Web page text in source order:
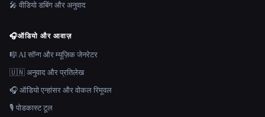
🎤 वीडियो डबिंग और अनुवाद
🎧ऑडियो और आवाज़
🎼 AI सॉन्ग और म्यूज़िक जेनरेटर
🇺🇳 अनुवाद और प्रतिलेख
🎧 ऑडियो एन्हांसर और वोकल रिमूवल
🎙️ पोडकास्ट टूल